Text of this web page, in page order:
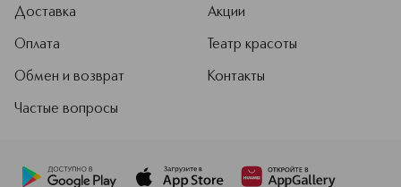
Доставка
Оплата
Обмен и возврат
Частые вопросы
Акции
Театр красоты
Контакты